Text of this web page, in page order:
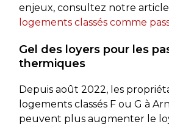
enjeux, consultez notre
logements classés comme
Gel des loyers pour les
thermiques
Depuis août 2022, les
logements classés F ou G à
peuvent plus augmenter le